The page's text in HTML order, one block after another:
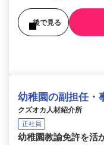
後で見る
幼稚園の副担任・
クズオカ人材紹介所
正社員
幼稚園教諭免許を活